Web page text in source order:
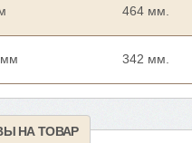
464 мм.
мм 342 мм.
НА ТОВАР